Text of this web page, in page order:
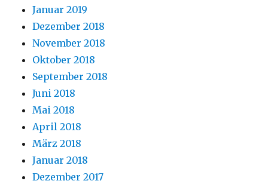
Januar 2019
Dezember 2018
November 2018
Oktober 2018
September 2018
Juni 2018
Mai 2018
April 2018
März 2018
Januar 2018
Dezember 2017